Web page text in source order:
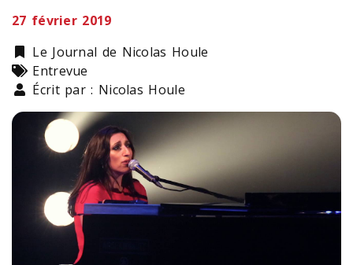
27 février 2019
Catégorie
Le Journal de Nicolas Houle
Types
Entrevue
Écrit par : Nicolas Houle